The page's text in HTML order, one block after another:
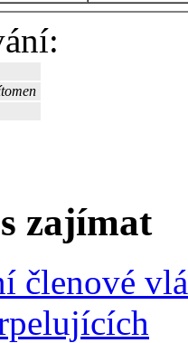
zajímat
členové